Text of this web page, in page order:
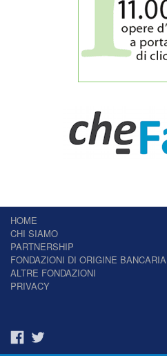
HOME
CHI SIAMO
PARTNERSHIP
FONDAZIONI DI ORIGINE BANCARIA
ALTRE FONDAZIONI
PRIVACY